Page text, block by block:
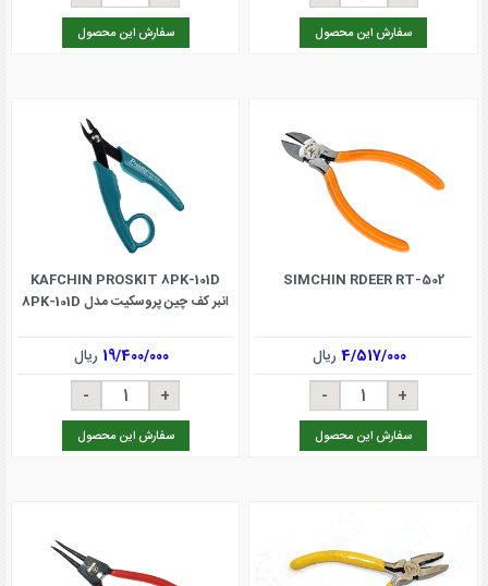
سفارش این محصول سفارش این محصول
SIMCHIN RDEER RT-502
4/517/000 ریال
سفارش این محصول
KAFCHIN PROSKIT 8PK-101D
انبر کف چین پروسکیت مدل 8PK-101D
19/400/000 ریال
سفارش این محصول